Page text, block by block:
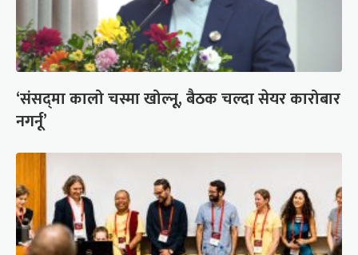
‘संसद्‍मा कालो चस्मा खोल्नू, बैठक चल्दा सेयर कारोबार
नगर्नू’